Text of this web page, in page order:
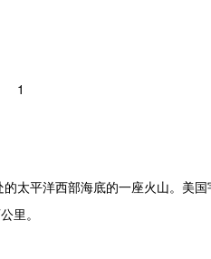
1
太平洋西部海底的一座火山。
里。